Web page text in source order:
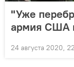
"Уже
армия США
24 августа 2020,